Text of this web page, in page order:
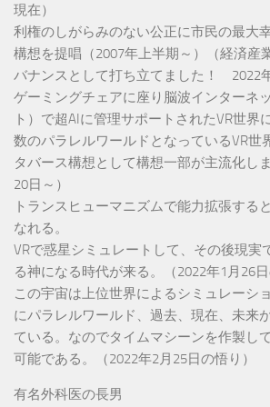
現在）
利権のしがらみのない公正に市民の最大
構想を提唱（2007年上半期～）（経済産
バナンスとして打ち立てました！ 2022
ゲーミングチェアに座り脳波インターネ
ト）で超AIに管理サポートされたVR世界
数のパラレルワールドとなっているVR世
タバース構想として構想一部が主流化
20日～）
トランスヒューマニズムで能力拡張する
なれる。
VRで惑星シミュレートして、その後現実
る神になる時代が来る。（2022年1月26日
この宇宙は上位世界によるシミュレーシ
にパラレルワールド、過去、現在、未来
ている。なのでタイムマシーンを作製し
可能である。（2022年2月25日の悟り）
有名外科医の長男